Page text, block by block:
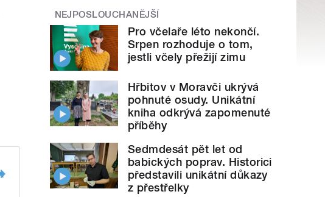
Události regionu 9.12.2013
NEJPOSLOUCHANĚJŠÍ
Pro včelaře léto nekončí.
Srpen rozhoduje o tom,
jestli včely přežijí zimu
Hřbitov v Moravči ukrývá
pohnuté osudy. Unikátní
kniha odkrývá zapomenuté
příběhy
Sedmdesát pět let od
babických poprav. Historici
představili unikátní důkazy
z přestřelky